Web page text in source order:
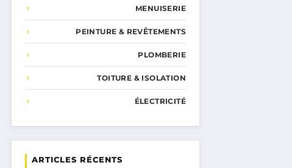
MENUISERIE
PEINTURE & REVÊTEMENTS
PLOMBERIE
TOITURE & ISOLATION
ÉLECTRICITÉ
ARTICLES RÉCENTS